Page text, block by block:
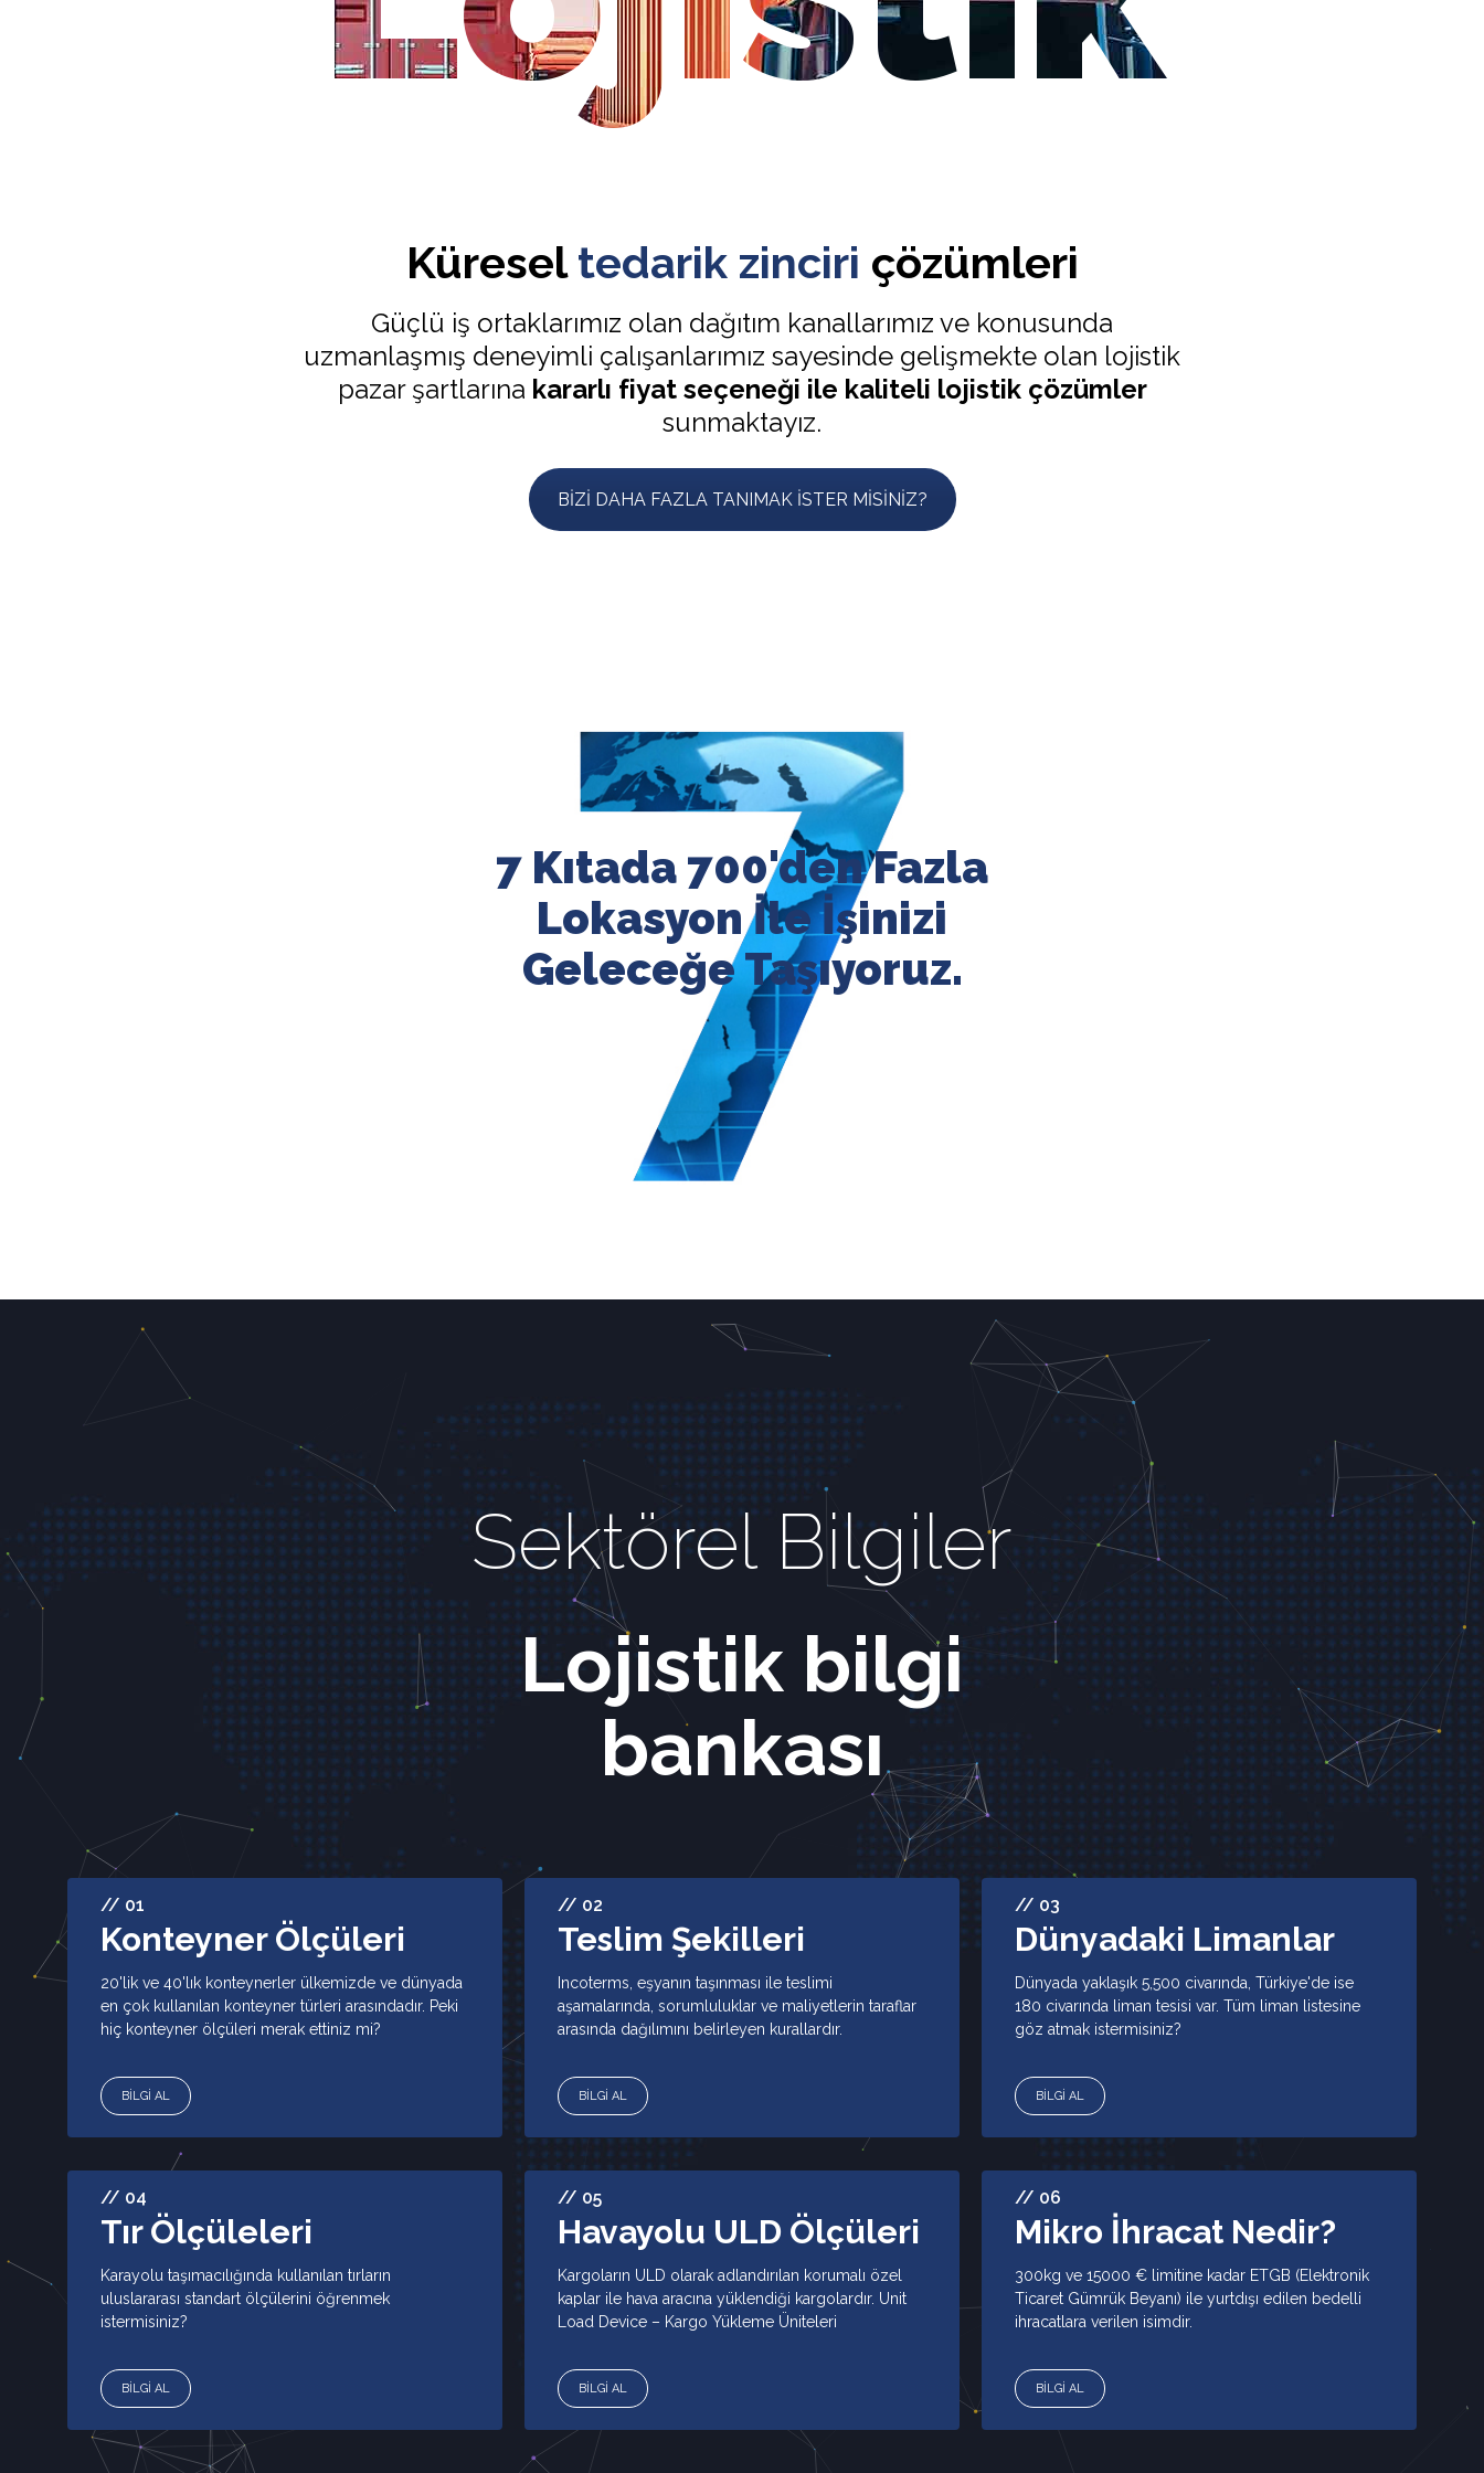
Küreseltedarik zinciri çözümleri
Güçlü iş ortaklarımız olan dağıtım kanallarımız ve konusunda
uzmanlaşmış deneyimli çalışanlarımız sayesinde gelişmekte olan lojistik
pazar şartlarına kararlı fiyat seçeneği ile kaliteli lojistik çözümler
sunmaktayız.
BİZİ DAHA FAZLA TANIMAK İSTER MİSİNİZ?
7 Kıtada 700'den Fazla
Lokasyon İle İşinizi
Geleceğe Taşıyoruz.
Sektörel Bilgiler
Lojistik bilgi
bankası
// 01
Konteyner Ölçüleri
20'lik ve 40'lık konteynerler ülkemizde ve dünyada
en çok kullanılan konteyner türleri arasındadır. Peki
hiç konteyner ölçüleri merak ettiniz mi?
BİLGİ AL
// 04
Tır Ölçüleleri
Karayolu taşımacılığında kullanılan tırların
uluslararası standart ölçülerini öğrenmek
istermisiniz?
BİLGİ AL
// 02
Teslim Şekilleri
Incoterms, eşyanın taşınması ile teslimi
aşamalarında, sorumluluklar ve maliyetlerin taraflar
arasında dağılımını belirleyen kurallardır.
BİLGİ AL
// 05
Havayolu ULD Ölçüleri
Kargoların ULD olarak adlandırılan korumalı özel
kaplar ile hava aracına yüklendiği kargolardır. Unit
Load Device – Kargo Yükleme Üniteleri
BİLGİ AL
// 03
Dünyadaki Limanlar
Dünyada yaklaşık 5,500 civarında, Türkiye'de ise
180 civarında liman tesisi var. Tüm liman listesine
göz atmak istermisiniz?
BİLGİ AL
// 06
Mikro İhracat Nedir?
300kg ve 15000 € limitine kadar ETGB (Elektronik
Ticaret Gümrük Beyanı) ile yurtdışı edilen bedelli
ihracatlara verilen isimdir.
BİLGİ AL